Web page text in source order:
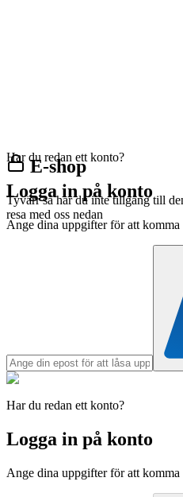
E-shop
Tyvärr så har du inte tillgång till
resa med oss nedan
Har du redan ett konto?
Logga in på konto
Ange dina uppgifter för att
Har du redan ett konto?
Logga in på konto
Ange dina uppgifter för att